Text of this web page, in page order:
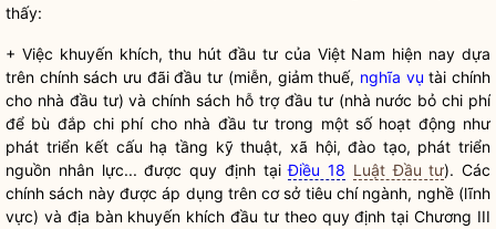
thấy:
+ Việc khuyến khích, thu hút đầu tư của Việt Nam hiện nay dựa
trên chính sách ưu đãi đầu tư (miễn, giảm thuế, nghĩa vụ tài chính
cho nhà đầu tư) và chính sách hỗ trợ đầu tư (nhà nước bỏchi phí
để bù đắpchi phícho nhà đầu tư trong một số hoạt động như
phát triển kết cấu hạ tầng kỹ thuật, xã hội, đào tạo, phát triển
nguồn nhân lực... được quy định tạiĐiều 18 Luật Đầu tư). Các
chính sách này được áp dụng trên cơ sở tiêu chí ngành, nghề (lĩnh
vực) và địa bànkhuyến khích đầu tư theo quy định tại Chương III